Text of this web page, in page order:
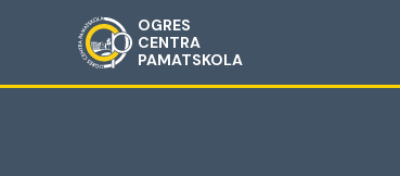
OGRES
CENTRA
PAMATSKOLA